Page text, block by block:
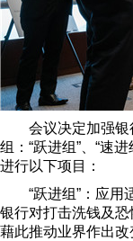
会议决定加强银
组：“跃进组”、“速
进行以下项目：
“跃进组”：应用
银行对打击洗钱及
藉此推动业界作出改